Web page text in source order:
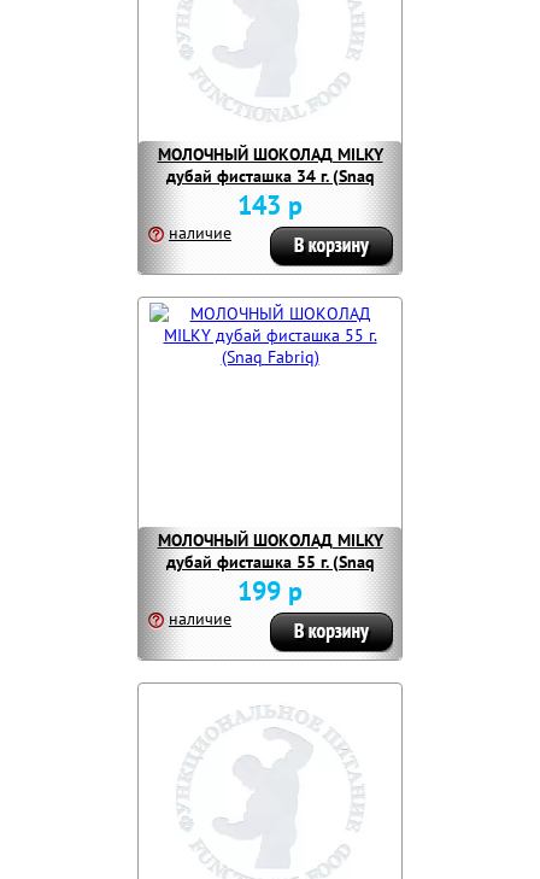
МОЛОЧНЫЙ ШОКОЛАД MILKY
дубай фисташка 34 г. (Snaq
Fabriq)
143 р
наличие
МОЛОЧНЫЙ ШОКОЛАД MILKY
дубай фисташка 55 г. (Snaq
Fabriq)
199 р
наличие